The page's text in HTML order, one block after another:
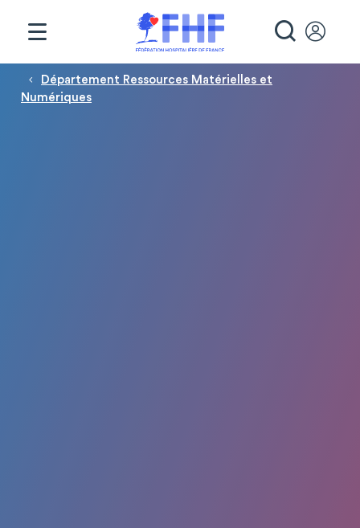
Fil d'Ariane
Département Ressources Matérielles et
Numériques
Panneau de gestion des cookies